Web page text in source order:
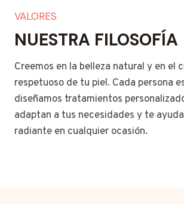
VALORES
NUESTRA FILOSOFÍA
Creemos en la belleza natural y en el
respetuoso de tu piel. Cada persona
diseñamos tratamientos
adaptan a tus necesidades y te
radiante en cualquier ocasión.